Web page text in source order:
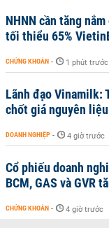
NHNN cần tăng
tối thiểu 65%
CHỨNG KHOÁN - 1 phút trước
Lãnh đạo Vinamilk:
chốt giá nguyên
DOANH NGHIỆP - 4 giờ trước
Cổ phiếu doanh
BCM, GAS và GVR
CHỨNG KHOÁN - 4 giờ trước